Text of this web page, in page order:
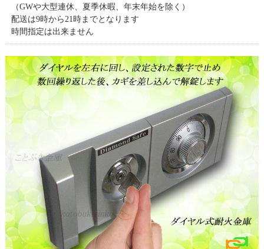
（GWや大型連休、夏季休暇、年末年始を除く）
配送は9時から21時までとなります
時間指定は出来ません